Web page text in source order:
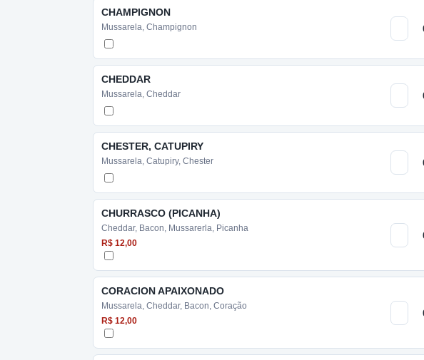
CHAMPIGNON
Mussarela, Champignon
CHEDDAR
Mussarela, Cheddar
CHESTER, CATUPIRY
Mussarela, Catupiry, Chester
CHURRASCO (PICANHA)
Cheddar, Bacon, Mussarerla, Picanha
R$ 12,00
CORACION APAIXONADO
Mussarela, Cheddar, Bacon, Coração
R$ 12,00